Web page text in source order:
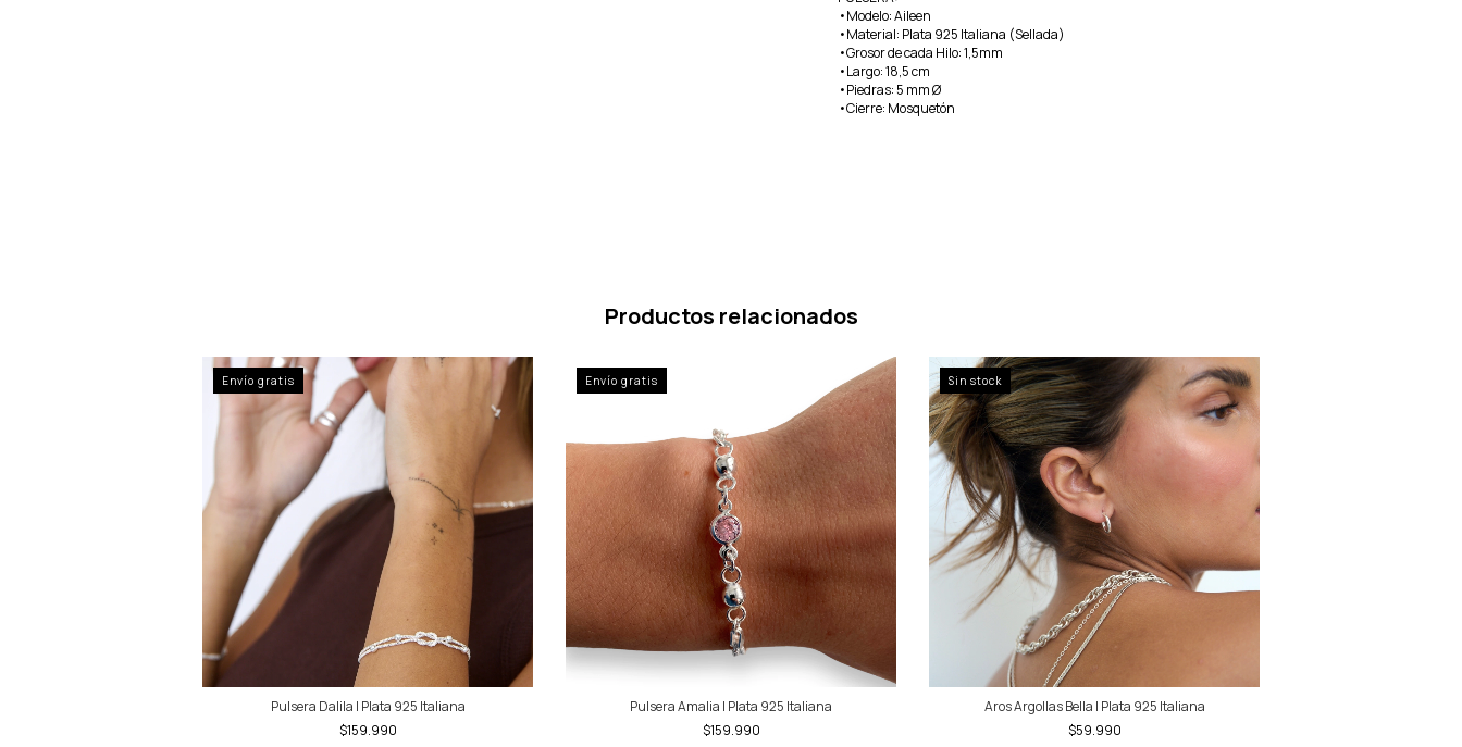
•Modelo: Aileen
•Material: Plata 925 Italiana (Sellada)
•Grosor de cada Hilo: 1,5mm
•Largo: 18,5 cm
•Piedras: 5 mm Ø
•Cierre: Mosquetón
Productos relacionados
Envío gratis
Pulsera Dalila | Plata 925 Italiana
$159.990
Envío gratis
Pulsera Amalia | Plata 925 Italiana
$159.990
Sin stock
Aros Argollas Bella | Plata 925 Italiana
$59.990